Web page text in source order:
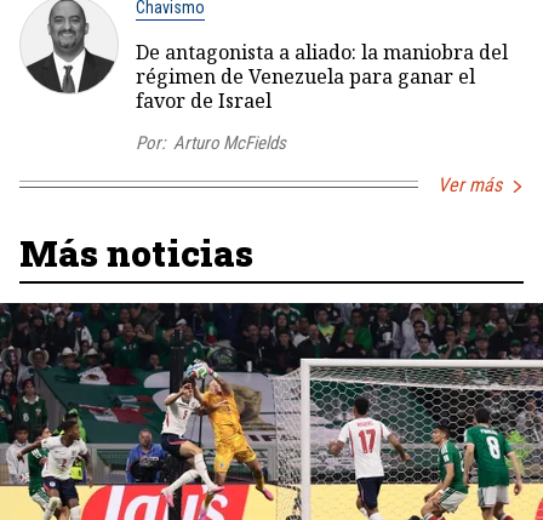
Chavismo
De antagonista a aliado: la maniobra del
régimen de Venezuela para ganar el
favor de Israel
Por: Arturo McFields
Ver más
Más noticias